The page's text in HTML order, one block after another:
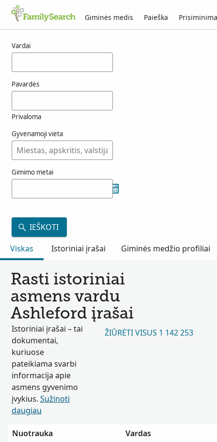
Giminės medis Paieška
Vardai
Pavardės
Privaloma
Gyvenamoji vieta
Gimimo metai
IEŠKOTI
Viskas
Istoriniai įrašai Giminės medžio profiliai
Rasti istoriniai
asmens vardu
Ashleford įrašai
Istoriniai įrašai – tai
dokumentai,
kuriuose
pateikiama svarbi
informacija apie
asmens gyvenimo
įvykius. Sužinoti
daugiau
ŽIŪRĖTI VISUS 1 142 253
Nuotrauka
Vardas